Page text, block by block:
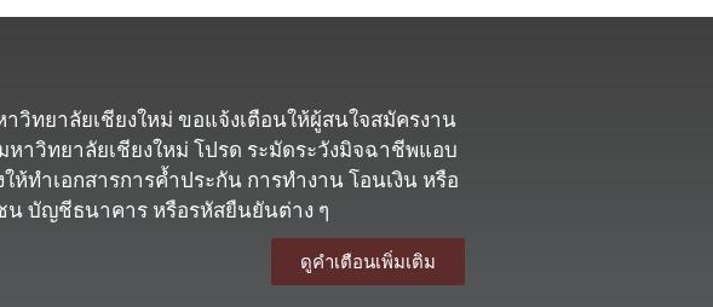
ทยาลัยเชียงใหม่ ขอแจ้งเตือนให้ผู้สนใจสมัครงาน
าวิทยาลัยเชียงใหม่ โปรด ระมัดระวังมิจฉาชีพแอบ
ทำเอกสารการค้ำประกัน การทำงาน โอนเงิน หรือ
บัญชีธนาคาร หรือรหัสยืนยันต่าง ๆ
ดูคำเตือนเพิ่มเติม